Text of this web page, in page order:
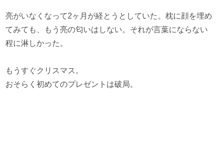
亮がいなくなって2ヶ月が経とうとしていた。枕に顔を埋め
てみても、もう亮の匂いはしない。それが言葉にならない
程に淋しかった。
もうすぐクリスマス。
おそらく初めてのプレゼントは破局。